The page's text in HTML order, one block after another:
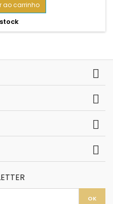
ao carrinho



